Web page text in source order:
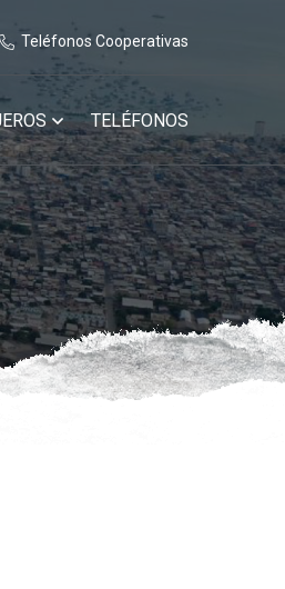
Teléfonos Cooperativas
TELÉFONOS